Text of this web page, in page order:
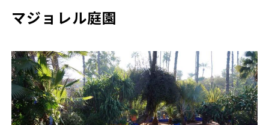
マジョレル庭園